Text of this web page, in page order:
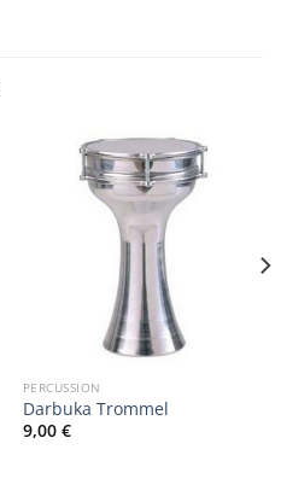
PERCUSSION
Darbuka Trommel
9,00 €